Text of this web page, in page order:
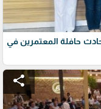
حافلة المعتمرين في
share